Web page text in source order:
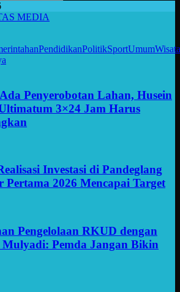
MEDIA
PendidikanPolitikSportUmumWisata
Penyerobotan Lahan, Husein
3×24 Jam Harus
Investasi di Pandeglang
Pertama 2026 Mencapai Target
Pengelolaan RKUD dengan
Pemda Jangan Bikin